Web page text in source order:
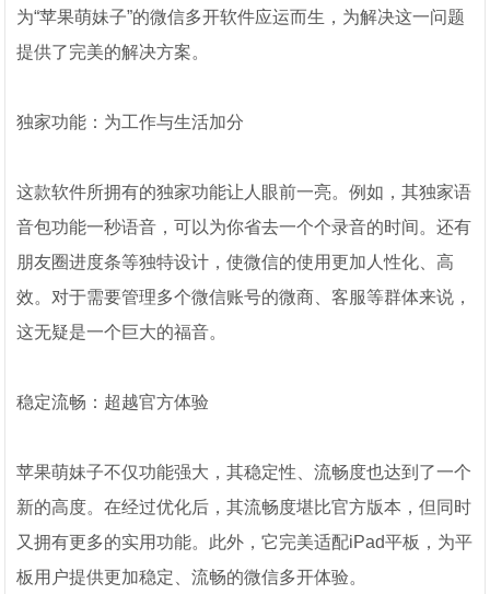
为“苹果萌妹子”的微信多开软件应运而生，为解决这一问题
提供了完美的解决方案。
独家功能：为工作与生活加分
这款软件所拥有的独家功能让人眼前一亮。例如，其独家语
音包功能一秒语音，可以为你省去一个个录音的时间。还有
朋友圈进度条等独特设计，使微信的使用更加人性化、高
效。对于需要管理多个微信账号的微商、客服等群体来说，
这无疑是一个巨大的福音。
稳定流畅：超越官方体验
苹果萌妹子不仅功能强大，其稳定性、流畅度也达到了一个
新的高度。在经过优化后，其流畅度堪比官方版本，但同时
又拥有更多的实用功能。此外，它完美适配iPad平板，为平
板用户提供更加稳定、流畅的微信多开体验。